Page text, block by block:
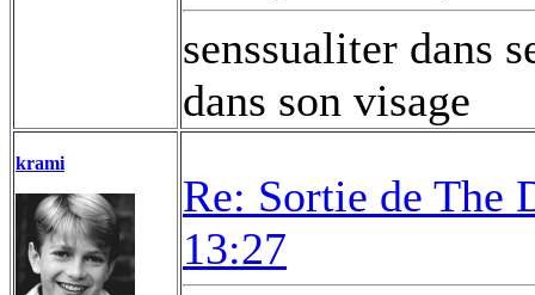
senssualiter dans
dans son visage
krami
Re: Sortie de The
13:27